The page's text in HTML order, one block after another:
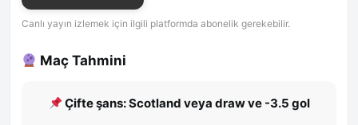
Canlı yayın izlemek için ilgili platformda abonelik gerekebilir.
Maç Tahmini
Çifte şans: Scotland veya draw ve -3.5 gol